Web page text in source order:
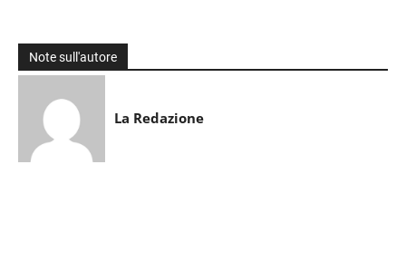
Note sull'autore
La Redazione